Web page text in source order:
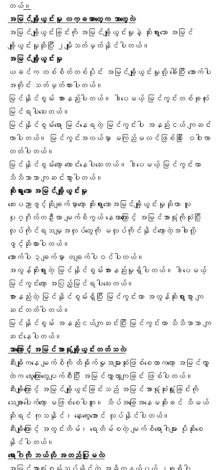
တယ်။
အမြင်ချို့ယွင်းမှု လက္ခဏာတွေက ဘာတွေလဲ
အမြင်ချို့ယွင်းခြင်းကို အမြင်ချို့ယွင်းမှုနဲ့ ဆိုးရွားသော အမြင်
ချို့ယွင်းမှုဆိုပြီး ၂မျိုးသတ်မှတ်နိုင်ပါတယ်။
အမြင်ချို့ယွင်းမှု
ယခင်က တစ်စိတ်တစ်ပိုင်း အမြင်ချို့ယွင်းမှုလို့ ခေါ်ပြီး အောက်ပါ
အတိုင်း သတ်မှတ်ထားပါတယ်။
မြင်နိုင်စွမ်း အားနည်းပါတယ်။ ဒါပေမယ့် မြင်ကွင်းတစ်ခုလုံး
မြင်ရပါသေးတယ်။
မြင်နိုင်စွမ်းရော မြင်နေရတဲ့ မြင်ကွင်းပါ အနည်းငယ် ကျဆင်း
လာပါတယ်။ မြင်ကွင်းအလယ်မှာ မကြည်မလင်ဖြစ်ပြီး ေဝဝါးလာ
တတ်ပါတယ်။
မြင်နိုင်စွမ်းတော့ ကောင်းနေပါသေးတယ်။ ဒါပေမယ့် မြင်ကွင်းဟာ
သိသိသာသာ ကျဆင်းသွားပါတယ်။
ဆိုးရွားသော အမြင်ချို့ယွင်းမှု
ဆေးပညာဖွင့်ဆိုချက်မှာတော့ ဆိုးရွားသောအမြင်ချို့ယွင်းမှုဆိုတာ လူ
ပုဂ္ဂိုလ်တဦးဟာ မျက်စိကွယ် နေတာကြောင့် အမြင်အာရုံကိုသုံးပြီး
လုပ်ကိုင်ရသမျှအလုပ်တွေကို မလုပ်ကိုင်နိုင်တော့တဲ့အခါလို့
ဖွင့်ဆိုထားပါတယ်။
အောက်ပါ ၃ချက်မှာ တချက်ပါဝင်ပါတယ်။
အလွန်ဆိုးရွားတဲ့ မြင်နိုင်စွမ်းအားနည်းမှုရှိပါတယ်။ ဒါပေမယ့်
မြင်ကွင်းတော့ အပြည့်မြင်ရပါသေးတယ်။
အားနည်းတဲ့ မြင်နိုင်စွမ်းရှိပြီး မြင်ကွင်းဟာ အလွန်ဆိုးရွားစွာ ကျ
ဆင်းတတ်ပါတယ်။
မြင်နိုင်စွမ်း အနည်းငယ်ကျဆင်းပြီး မြင်ကွင်းဟာ သိသိသာသာ ကျ
ဆင်းနေပါတယ်။
ဘာကြောင့် အမြင်အာရုံချို့ယွင်းတတ်သလဲ
ဆီးချို ကနေ မျက်စိကို ထိခိုက်မှုအများဆုံးဖြစ်စေတာကတော့ အမြင်လွှာ
ထဲက သွေးကြောတွေပျက်စီးပြီး အမြင်လွှာကွာကျခြင်း ဖြစ်ပါတယ်။
ဆီးချိုကြောင့် အမြင်ချို့ယွင်းခြင်းသည် အမြင်အာရုံဆုံးရှုံးခြင်းကို
သေချာပေါက်တော့ မဖြစ်စေပါဘူး။ သိပ်အခြေအနေမဆိုးခင် သိမယ်
ဆိုရင် ကုသနိုင်၊ နှေးကွေးအောင် လုပ်နိုင်ပါတယ်။
ဆီးချိုကြောင့် အတွင်းတိမ်၊
ရေတိမ် စတဲ့ မျက်စိရောဂါများ ပိုဆိုးစေ
နိုင်ပါတယ်။
ရောဂါကို ဘယ်လို အတည်ပြုမလဲ